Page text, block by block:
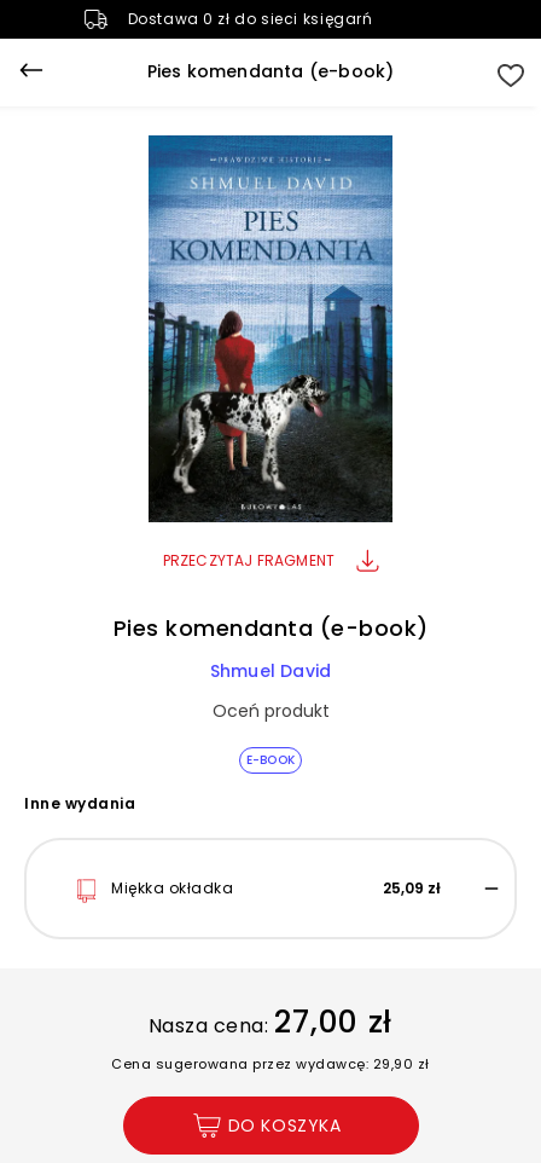
Dostawa 0 zł do sieci księgarń
Pies komendanta (e-book)
PRZECZYTAJ FRAGMENT
E-BOOK
Pies komendanta (e-book)
Shmuel David
Oceń produkt
Inne wydania
Miękka okładka 25,09 zł
Nasza cena: 27,00 zł
Cena sugerowana przez wydawcę: 29,90 zł
DO KOSZYKA